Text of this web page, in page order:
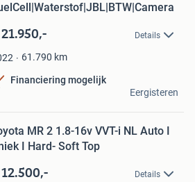
Details
61.790 km
Financiering mogelijk
Eergisteren
MR 2 1.8-16v VVT-i NL Auto I
I Hard- Soft Top
Details